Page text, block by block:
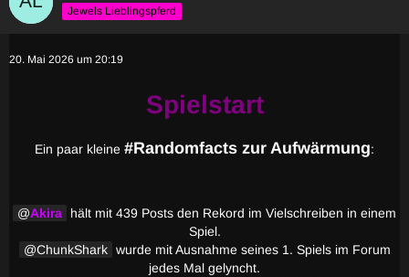
Jewels Lieblingspferd
20. Mai 2026 um 20:19
Spielstart
Ein paar kleine #Randomfacts zur Aufwärmung:
Akira
hält mit 439 Posts den Rekord im Vielschreiben in einem
Spiel.
ChunkShark wurde mit Ausnahme seines 1. Spiels im Forum
jedes Mal gelyncht.